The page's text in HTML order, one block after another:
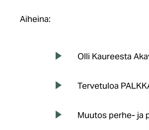
Aiheina:
Olli Kaureesta
Tervetuloa
Muutos perhe- ja